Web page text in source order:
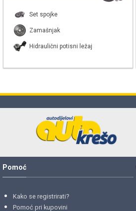
Set spojke
Zamašnjak
Hidraulični potisni ležaj
Pomoć
Kako se registrirati?
Pomoć pri kupovini